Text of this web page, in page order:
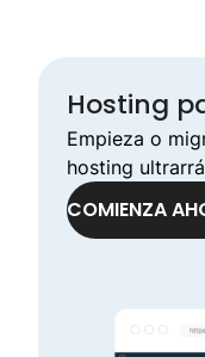
Hosting
Empieza o
hosting
COMIENZA